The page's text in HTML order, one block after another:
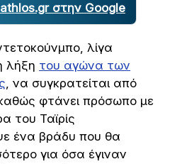
στην Google
λίγα
λήξη του αγώνα των
, να συγκρατείται από
φτάνει πρόσωπο με
του Ταϊρίς
ένα βράδυ που θα
για όσα έγιναν